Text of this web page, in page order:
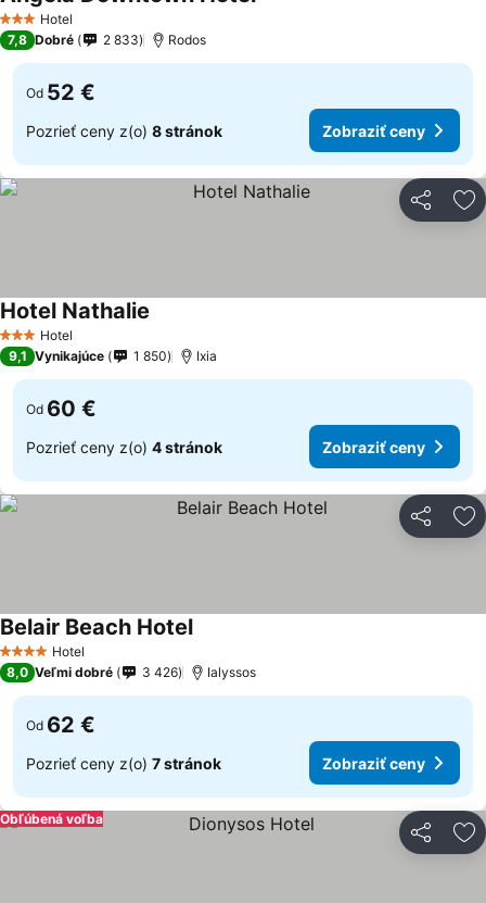
3 Počet hviezdičiek
Hotel
7,8 Dobré 2 833 Rodos
Od 52 €
Pozrieť ceny z(o) 8 stránok Zobraziť ceny
Zdieľať
3 Počet hviezdičiek
Hotel
Hotel Nathalie
9,1 Vynikajúce 1 850 Ixia
Od 60 €
Pozrieť ceny z(o) 4 stránok Zobraziť ceny
Zdieľať
4 Počet hviezdičiek
Hotel
Belair Beach Hotel
8,0 Veľmi dobré 3 426 Ialyssos
Od 62 €
Pozrieť ceny z(o) 7 stránok Zobraziť ceny
Zdieľať
Obľúbená voľba